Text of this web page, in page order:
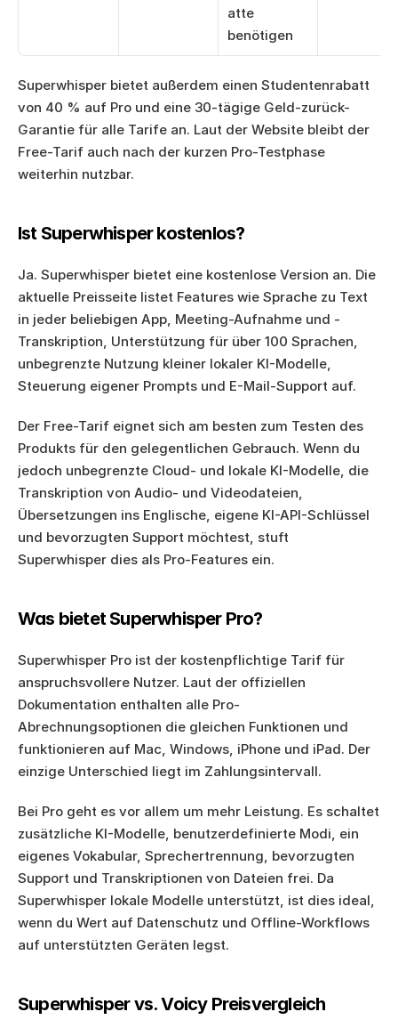
atte
benötigen
Superwhisper bietet außerdem einen Studentenrabatt
von 40 % auf Pro und eine 30-tägige Geld-zurück-
Garantie für alle Tarife an. Laut der Website bleibt der
Free-Tarif auch nach der kurzen Pro-Testphase
weiterhin nutzbar.
Ist Superwhisper kostenlos?
Ja. Superwhisper bietet eine kostenlose Version an. Die
aktuelle Preisseite listet Features wie Sprache zu Text
in jeder beliebigen App, Meeting-Aufnahme und -
Transkription, Unterstützung für über 100 Sprachen,
unbegrenzte Nutzung kleiner lokaler KI-Modelle,
Steuerung eigener Prompts und E-Mail-Support auf.
Der Free-Tarif eignet sich am besten zum Testen des
Produkts für den gelegentlichen Gebrauch. Wenn du
jedoch unbegrenzte Cloud- und lokale KI-Modelle, die
Transkription von Audio- und Videodateien,
Übersetzungen ins Englische, eigene KI-API-Schlüssel
und bevorzugten Support möchtest, stuft
Superwhisper dies als Pro-Features ein.
Was bietet Superwhisper Pro?
Superwhisper Pro ist der kostenpflichtige Tarif für
anspruchsvollere Nutzer. Laut der offiziellen
Dokumentation enthalten alle Pro-
Abrechnungsoptionen die gleichen Funktionen und
funktionieren auf Mac, Windows, iPhone und iPad. Der
einzige Unterschied liegt im Zahlungsintervall.
Bei Pro geht es vor allem um mehr Leistung. Es schaltet
zusätzliche KI-Modelle, benutzerdefinierte Modi, ein
eigenes Vokabular, Sprechertrennung, bevorzugten
Support und Transkriptionen von Dateien frei. Da
Superwhisper lokale Modelle unterstützt, ist dies ideal,
wenn du Wert auf Datenschutz und Offline-Workflows
auf unterstützten Geräten legst.
Superwhisper vs. Voicy Preisvergleich